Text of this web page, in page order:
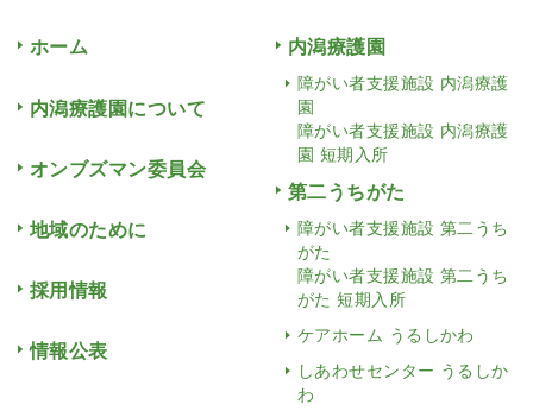
ホーム
内潟療護園について
オンブズマン委員会
地域のために
採用情報
情報公表
内潟療護園
障がい者支援施設 内潟療護
園
障がい者支援施設 内潟療護
園 短期入所
第二うちがた
障がい者支援施設 第二うち
がた
障がい者支援施設 第二うち
がた 短期入所
ケアホーム うるしかわ
しあわせセンター うるしか
わ